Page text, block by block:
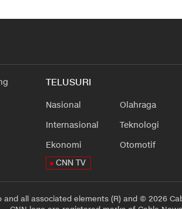
TELUSURI
Nasional
Internasional
Ekonomi
Olahraga
Teknologi
Otomotif
CNN TV
all associated elements (R) and © 2026